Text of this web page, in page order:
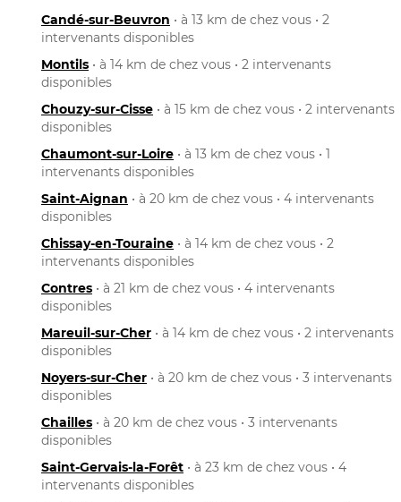
Candé-sur-Beuvron • à 13 km de chez vous • 2
intervenants disponibles
Montils • à 14 km de chez vous • 2 intervenants
disponibles
Chouzy-sur-Cisse • à 15 km de chez vous • 2 intervenants
disponibles
Chaumont-sur-Loire • à 13 km de chez vous • 1
intervenants disponibles
Saint-Aignan • à 20 km de chez vous • 4 intervenants
disponibles
Chissay-en-Touraine • à 14 km de chez vous • 2
intervenants disponibles
Contres • à 21 km de chez vous • 4 intervenants
disponibles
Mareuil-sur-Cher • à 14 km de chez vous • 2 intervenants
disponibles
Noyers-sur-Cher • à 20 km de chez vous • 3 intervenants
disponibles
Chailles • à 20 km de chez vous • 3 intervenants
disponibles
Saint-Gervais-la-Forêt • à 23 km de chez vous • 4
intervenants disponibles